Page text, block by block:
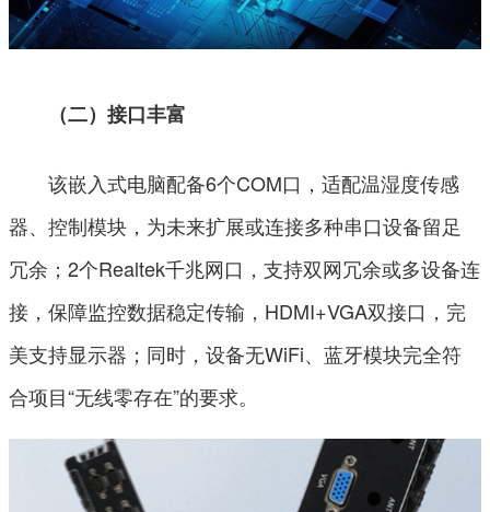
（二）接口丰富
该嵌入式电脑配备6个COM口，适配温湿度传感
器、控制模块，为未来扩展或连接多种串口设备留足
冗余；2个Realtek千兆网口，支持双网冗余或多设备连
接，保障监控数据稳定传输，HDMI+VGA双接口，完
美支持显示器；同时，设备无WiFi、蓝牙模块完全符
合项目“无线零存在”的要求。